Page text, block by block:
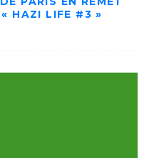
« HAZI LIFE #3 »